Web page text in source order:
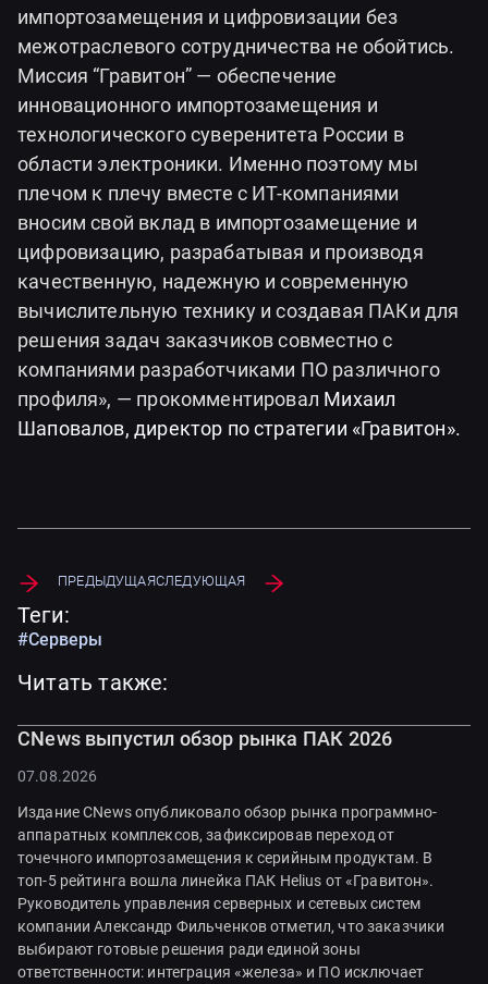
импортозамещения и цифровизации без
межотраслевого сотрудничества не обойтись.
Миссия “Гравитон” — обеспечение
инновационного импортозамещения и
технологического суверенитета России в
области электроники. Именно поэтому мы
плечом к плечу вместе с ИТ-компаниями
вносим свой вклад в импортозамещение и
цифровизацию, разрабатывая и производя
качественную, надежную и современную
вычислительную технику и создавая ПАКи для
решения задач заказчиков совместно с
компаниями разработчиками ПО различного
профиля», — прокомментировал Михаил
Шаповалов, директор по стратегии «Гравитон».
ПредыдущаяСледующая
Теги:
#Серверы
Читать также:
CNews выпустил обзор рынка ПАК 2026
07.08.2026
Издание CNews опубликовало обзор рынка программно-
аппаратных комплексов, зафиксировав переход от
точечного импортозамещения к серийным продуктам. В
топ-5 рейтинга вошла линейка ПАК Helius от «Гравитон».
Руководитель управления серверных и сетевых систем
компании Александр Фильченков отметил, что заказчики
выбирают готовые решения ради единой зоны
ответственности: интеграция «железа» и ПО исключает